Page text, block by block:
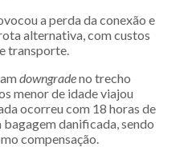
a perda da conexão e
alternativa, com custos
transporte.
downgradeno trecho
menor de idade viajou
ocorreu com 18 horas de
danificada, sendo
compensação.